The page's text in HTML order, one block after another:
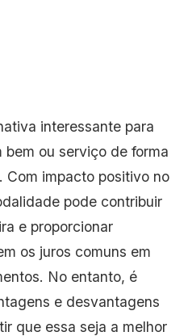
interessante para
ou serviço de forma
Com impacto positivo no
pode contribuir
e proporcionar
os juros comuns em
No entanto, é
e desvantagens
que essa seja a melhor